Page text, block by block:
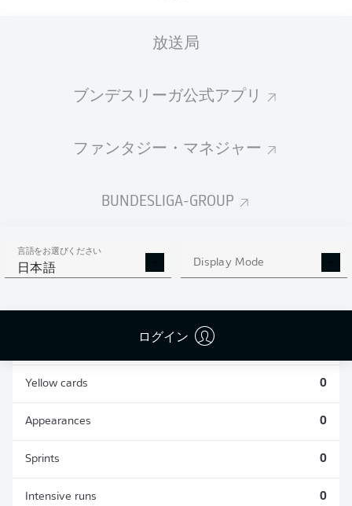
放送局
ブンデスリーガ公式アプリ
ファンタジー・マネジャー
BUNDESLIGA-GROUP
言語をお選びください
日本語 Display Mode
ログイン
統計 シーズン 2025/2026
AERIAL DUELS
WON
Yellow cards 0
Appearances 0
Sprints 0
Intensive runs 0